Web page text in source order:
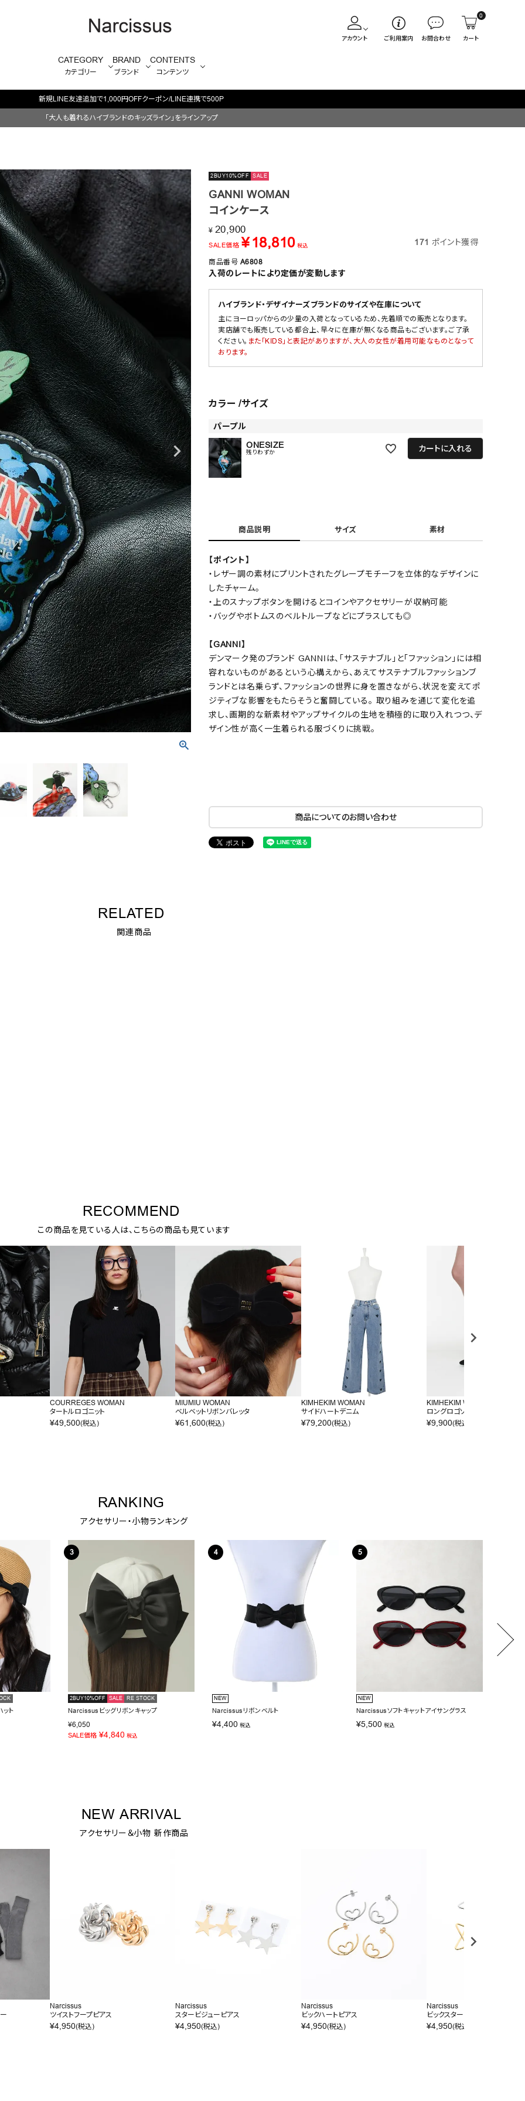
アカウント ご利用案内 お問合わせ
0
カート
CATEGORY
カテゴリー
SALE
OUTLET
BRAND
ブランド
CONTENTS
コンテンツ
新規LINE友達追加で1,000円OFFクーポン/LINE連携で500P
「大人も着れるハイブランドのキッズライン」をラインアップ
2BUY10%OFF SALE
GANNI WOMAN
コインケース
¥ 20,900
SALE価格 ¥ 18,810 税込 171 ポイント獲得
商品番号 A6808
入荷のレートにより定価が変動します
ハイブランド・デザイナーズブランドのサイズや在庫について
主にヨーロッパからの少量の入荷となっているため、先着順での販売となります。
実店舗でも販売している都合上、早々に在庫が無くなる商品もございます。ご了承
ください。 また「KIDS」と表記がありますが、大人の女性が着用可能なものとなって
おります。
カラー サイズ
パープル
ONESIZE
残りわずか カートに入れる
商品説明 サイズ 素材
【ポイント】
・レザー調の素材にプリントされたグレープモチーフを立体的なデザインに
したチャーム。
・上のスナップボタンを開けるとコインやアクセサリーが収納可能
・バッグやボトムスのベルトループなどにプラスしても◎
【GANNI】
デンマーク発のブランド GANNIは、「サステナブル」と「ファッション」には相
容れないものがあるという心構えから、あえてサステナブルファッションブ
ランドとは名乗らず、ファッションの世界に身を置きながら、状況を変えてポ
ジティブな影響をもたらそうと奮闘している。 取り組みを通じて変化を追
求し、画期的な新素材やアップサイクルの生地を積極的に取り入れつつ、デ
ザイン性が高く一生着られる服づくりに挑戦。
商品についてのお問い合わせ
RELATED
関連商品
RECOMMEND
この商品を見ている人は、こちらの商品も見ています
COURREGES WOMAN
タートルロゴニット
¥49,500(税込)
MIUMIU WOMAN
ベルベットリボンバレッタ
¥61,600(税込)
KIMHEKIM WOMAN
サイドハートデニム
¥79,200(税込)
KIMHEKIM WOMAN
ロングロゴソックス
¥9,900(税込)
RANKING
アクセサリー・小物ランキング
ト
2BUY10%OFF SALE RE STOCK
Narcissusビッグリボンキャップ
¥6,050
SALE価格 ¥4,840 税込
NEW
Narcissusリボンベルト
¥4,400 税込
NEW
Narcissusソフトキャットアイサングラス
¥5,500 税込
NEW ARRIVAL
アクセサリー＆小物 新作商品
Narcissus
ツイストフープピアス
¥4,950(税込)
Narcissus
スタービジューピアス
¥4,950(税込)
Narcissus
ビックハートピアス
¥4,950(税込)
Narcissus
ビックスターピアス
¥4,950(税込)